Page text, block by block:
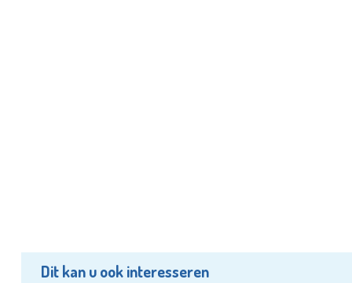
Dit kan u ook interesseren